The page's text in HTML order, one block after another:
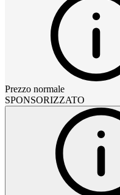
Prezzo normale
SPONSORIZZATO